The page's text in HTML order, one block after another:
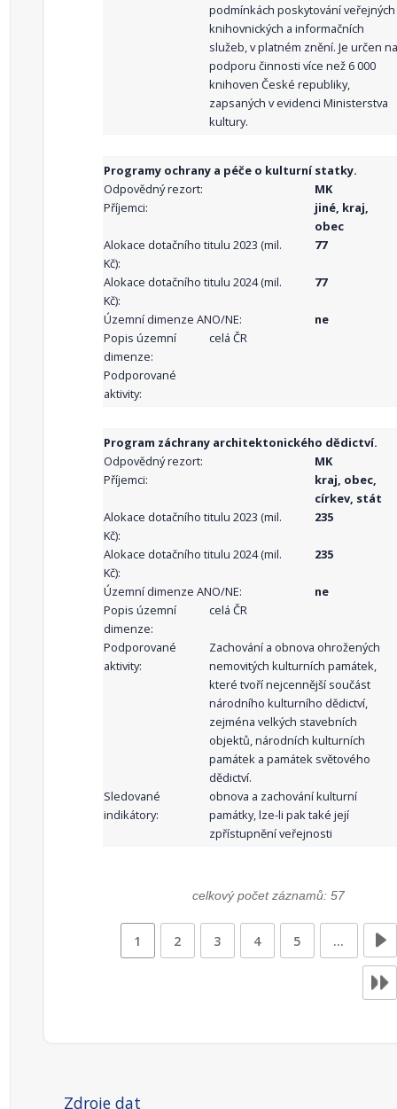
podmínkách poskytování veřejných
knihovnických a informačních
služeb, v platném znění. Je určen na
podporu činnosti více než 6 000
knihoven České republiky,
zapsaných v evidenci Ministerstva
kultury.
Programy ochrany a péče o kulturní statky.
Odpovědný rezort:
MK
Příjemci:
jiné, kraj,
obec
Alokace dotačního titulu 2023 (mil.
Kč):
77
Alokace dotačního titulu 2024 (mil.
Kč):
77
Územní dimenze ANO/NE:
ne
Popis územní
dimenze:
celá ČR
Podporované
aktivity:
Program záchrany architektonického dědictví.
Odpovědný rezort:
MK
Příjemci:
kraj, obec,
církev, stát
Alokace dotačního titulu 2023 (mil.
Kč):
235
Alokace dotačního titulu 2024 (mil.
Kč):
235
Územní dimenze ANO/NE:
ne
Popis územní
dimenze:
celá ČR
Podporované
aktivity:
Zachování a obnova ohrožených
nemovitých kulturních památek,
které tvoří nejcennější součást
národního kulturního dědictví,
zejména velkých stavebních
objektů, národních kulturních
památek a památek světového
dědictví.
Sledované
indikátory:
obnova a zachování kulturní
památky, lze-li pak také její
zpřístupnění veřejnosti
celkový počet záznamů: 57
1 2 3 4 5 …
Zdroje dat